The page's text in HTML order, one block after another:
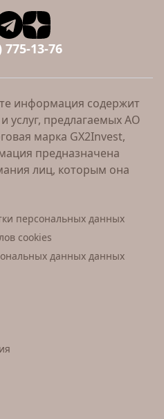
775-13-76
информация содержит
услуг, предлагаемых АО
марка GX2Invest,
предназначена
лиц, которым она
персональных данных
cookies
данных данных